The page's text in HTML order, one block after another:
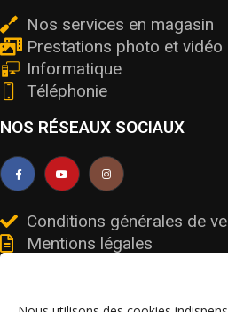
Nos services en magasin
Prestations photo et vidéo
Informatique
Téléphonie
NOS RÉSEAUX SOCIAUX
Conditions générales de
Mentions légales